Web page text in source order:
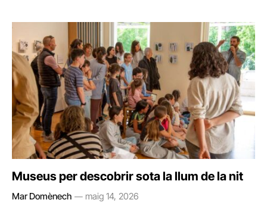
Museus per descobrir sota la llum de la nit
Mar Domènech maig 14, 2026